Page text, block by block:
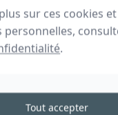
sur ces cookies
personnelles,
.
Tout accepter